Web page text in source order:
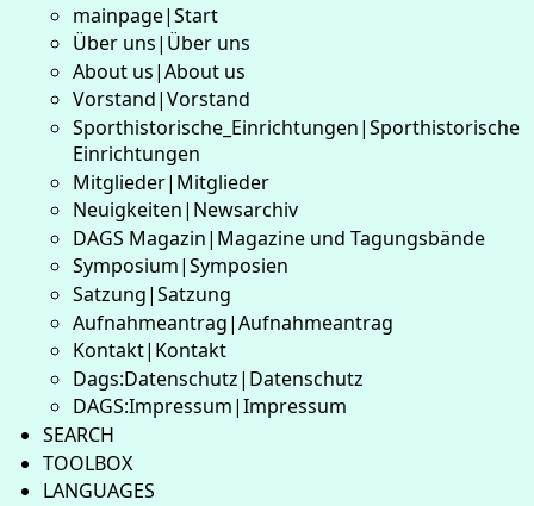
mainpage|Start
Über uns|Über uns
About us|About us
Vorstand|Vorstand
Sporthistorische_Einrichtungen|Sporthistorische
Einrichtungen
Mitglieder|Mitglieder
Neuigkeiten|Newsarchiv
DAGS Magazin|Magazine und Tagungsbände
Symposium|Symposien
Satzung|Satzung
Aufnahmeantrag|Aufnahmeantrag
Kontakt|Kontakt
Dags:Datenschutz|Datenschutz
DAGS:Impressum|Impressum
SEARCH
TOOLBOX
LANGUAGES